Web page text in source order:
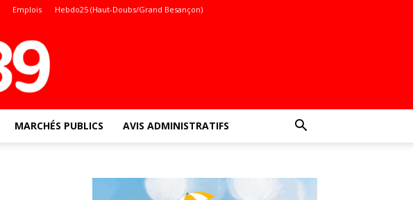
Emplois Hebdo25 (Haut-Doubs/Grand Besançon)
MARCHÉS PUBLICS AVIS ADMINISTRATIFS